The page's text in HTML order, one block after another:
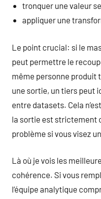
tronquer une valeur
appliquer une
Le point crucial: si le
peut permettre le
même personne produit
une sortie, un tiers peut
entre datasets. Cela
la sortie est strictement
problème si vous visez
Là où je vois les
cohérence. Si vous
l’équipe analytique